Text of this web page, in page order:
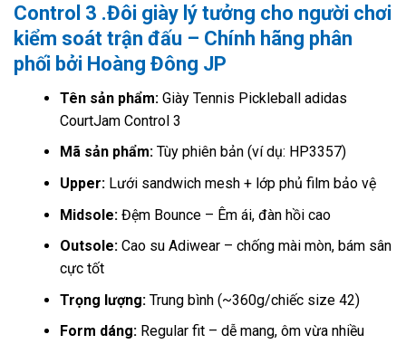
Control 3 .Đôi giày lý tưởng cho người chơi
kiểm soát trận đấu – Chính hãng phân
phối bởi Hoàng Đông JP
Tên sản phẩm:Giày Tennis Pickleball adidas
CourtJam Control 3
Mã sản phẩm:Tùy phiên bản (ví dụ: HP3357)
Upper:Lưới sandwich mesh + lớp phủ film bảo vệ
Midsole:Đệm Bounce – Êm ái, đàn hồi cao
Outsole:Cao su Adiwear – chống mài mòn, bám sân
cực tốt
Trọng lượng:Trung bình (~360g/chiếc size 42)
Form dáng:Regular fit – dễ mang, ôm vừa nhiều